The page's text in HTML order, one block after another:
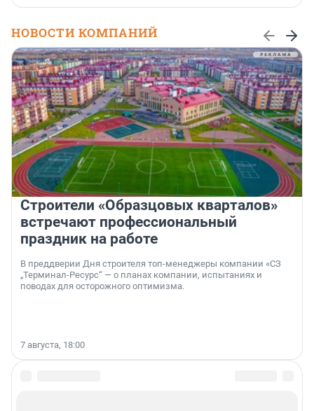
НОВОСТИ КОМПАНИЙ
Строители «Образцовых кварталов»
встречают профессиональный
праздник на работе
В преддверии Дня строителя топ-менеджеры компании «СЗ
„Терминал-Ресурс“ — о планах компании, испытаниях и
поводах для осторожного оптимизма.
7 августа, 18:00